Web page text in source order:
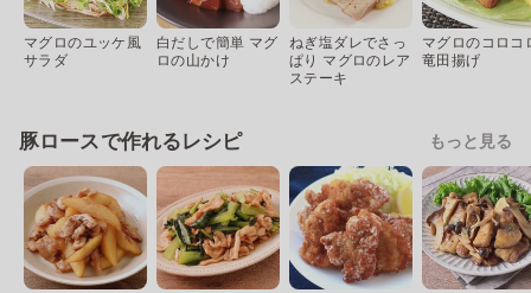
マグロのユッケ風
サラダ
白だしで簡単 マグ
ロの山かけ
ねぎ塩ダレでさっ
ぱり マグロのレア
ステーキ
マグロのコロコ
竜田揚げ
豚ロースで作れるレシピ もっと見る